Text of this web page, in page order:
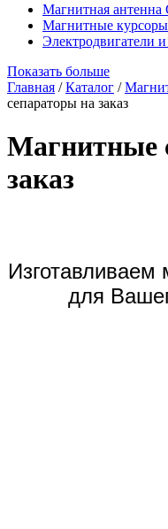
Магнитная антенна
Магнитные курсоры
Электродвигатели
Показать больше
Главная /Каталог /
сепараторы на заказ
Магнитные
заказ
Изготавливаем
для